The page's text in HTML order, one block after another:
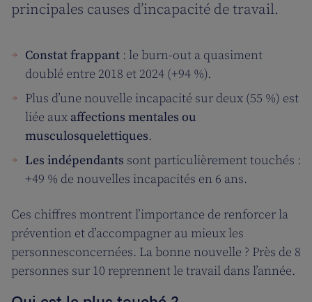
principales causes d’incapacité de travail.
Constat frappant : le burn-out a quasiment
doublé entre 2018 et 2024 (+94 %).
Plus d’une nouvelle incapacité sur deux (55 %) est
liée aux affections mentales ou
musculosquelettiques.
Les indépendants sont particulièrement touchés :
+49 % de nouvelles incapacités en 6 ans.
Ces chiffres montrent l’importance de renforcer la
prévention et d’accompagner au mieux les
personnesconcernées. La bonne nouvelle ? Près de 8
personnes sur 10 reprennent le travail dans l’année.